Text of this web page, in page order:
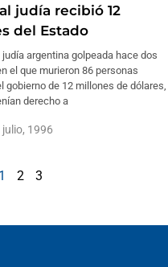
judía recibió 12
del Estado
argentina golpeada hace dos
el que murieron 86 personas
gobierno de 12 millones de dólares,
derecho a
julio, 1996
1 2 3